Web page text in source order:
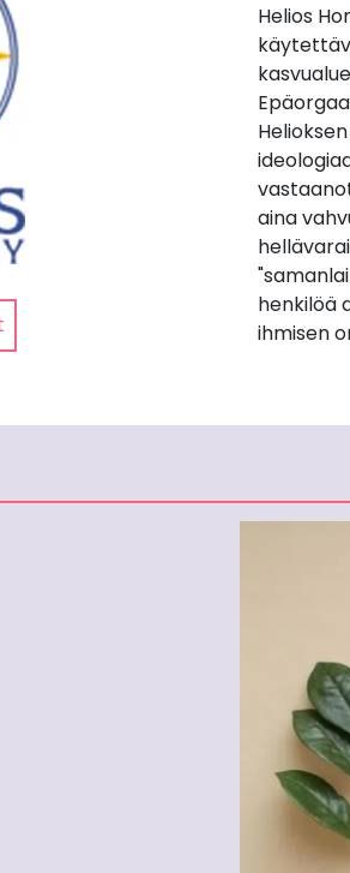
Helios
aina
henkilöä
ihmisen